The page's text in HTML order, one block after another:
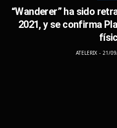
“Wanderer” ha sido
2021, y se confirma
ATELERIX 21/